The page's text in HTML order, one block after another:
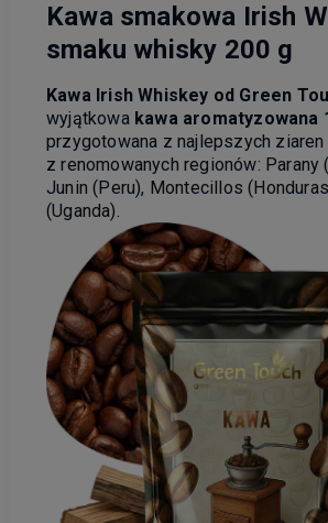
Kawa smakowa Irish
smaku whisky 200 g
Kawa Irish Whiskey od Green
wyjątkowa kawa aromatyzowana
przygotowana z najlepszych
z renomowanych regionów: Parany
Junin (Peru), Montecillos
(Uganda).